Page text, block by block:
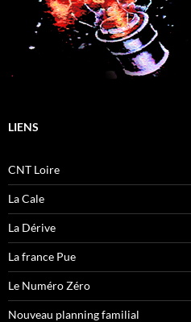
LIENS
CNT Loire
La Cale
La Dérive
La france Pue
Le Numéro Zéro
Nouveau planning familial